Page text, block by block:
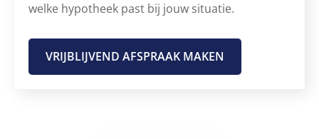
welke hypotheek past bij jouw situatie.
VRIJBLIJVEND AFSPRAAK MAKEN